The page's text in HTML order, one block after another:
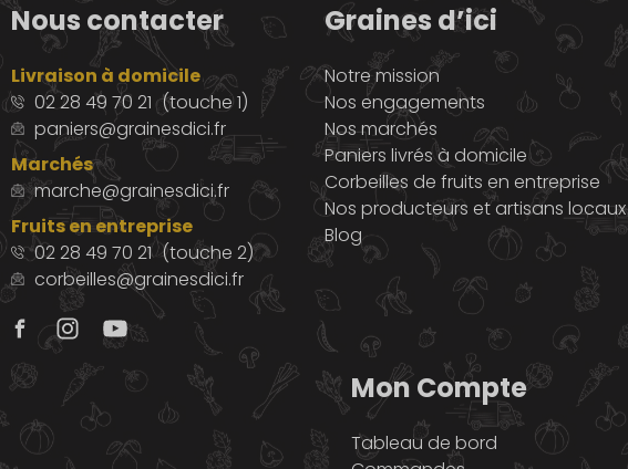
Nous contacter
Livraison à domicile
02 28 49 70 21 (touche 1)
paniers@grainesdici.fr
Marchés
marche@grainesdici.fr
Fruits en entreprise
02 28 49 70 21 (touche 2)
corbeilles@grainesdici.fr
Graines d’ici
Notre mission
Nos engagements
Nos marchés
Paniers livrés à domicile
Corbeilles de fruits en entreprise
Nos producteurs et artisans locaux
Blog
Mon Compte
Tableau de bord